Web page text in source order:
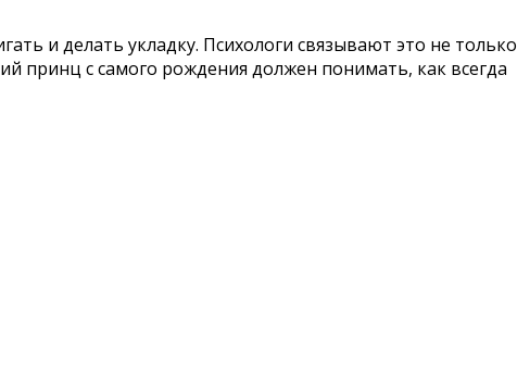
и делать укладку. Психологи связывают это не только
принц с самого рождения должен понимать, как всегда